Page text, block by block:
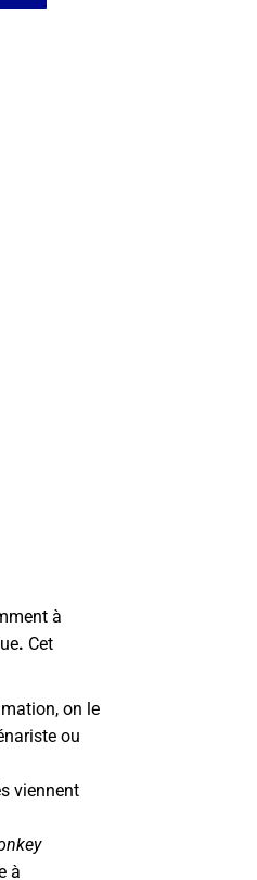
à
. Cet
on le
ou
viennent
à